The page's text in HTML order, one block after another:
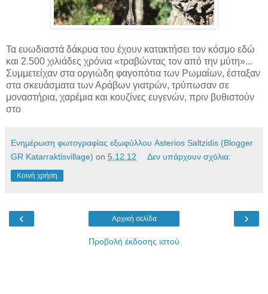
Τα ευωδιαστά δάκρυα του έχουν κατακτήσει τον κόσμο εδώ
και 2.500 χιλιάδες χρόνια «τραβώντας τον από την μύτη»...
Συμμετείχαν στα οργιώδη φαγοπότια των Ρωμαίων, έσταξαν
στα σκευάσματα των Αράβων γιατρών, τρύπωσαν σε
μοναστήρια, χαρέμια και κουζίνες ευγενών, πριν βυθιστούν
στο
Ενημέρωση φωτογραφίας εξωφύλλου Asterios Saltzidis (Blogger
GR Katarraktisvillage) on 5.12.12 Δεν υπάρχουν σχόλια:
Κοινή χρήση
‹ ›
Αρχική σελίδα
Προβολή έκδοσης ιστού